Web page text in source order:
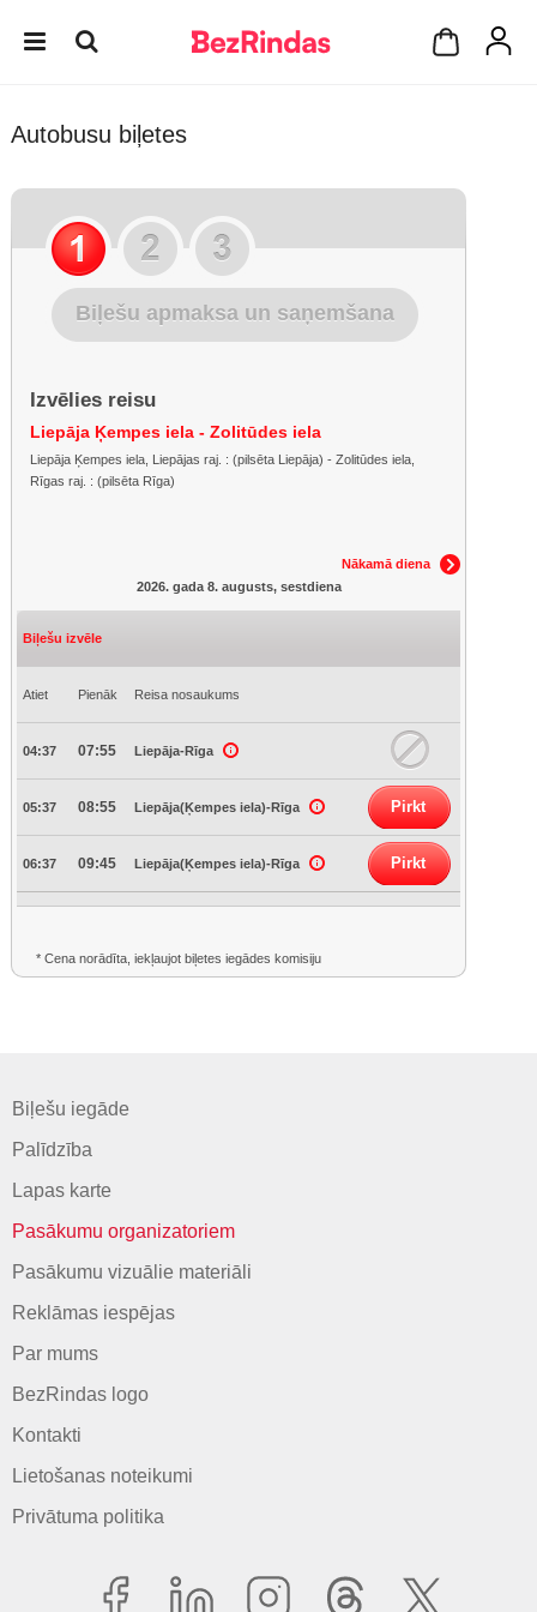
Autobusu biļetes
Biļešu apmaksa un saņemšana
Izvēlies reisu
Liepāja Ķempes iela - Zolitūdes iela
Liepāja Ķempes iela, Liepājas raj. : (pilsēta Liepāja) - Zolitūdes iela,
Rīgas raj. : (pilsēta Rīga)
Nākamā diena
2026. gada 8. augusts, sestdiena
Biļešu izvēle
Atiet Pienāk Reisa nosaukums
04:37 07:55 Liepāja-Rīga
05:37 08:55 Liepāja(Ķempes iela)-Rīga Pirkt
06:37 09:45 Liepāja(Ķempes iela)-Rīga Pirkt
* Cena norādīta, iekļaujot biļetes iegādes komisiju
Biļešu iegāde
Palīdzība
Lapas karte
Pasākumu organizatoriem
Pasākumu vizuālie materiāli
Reklāmas iespējas
Par mums
BezRindas logo
Kontakti
Lietošanas noteikumi
Privātuma politika